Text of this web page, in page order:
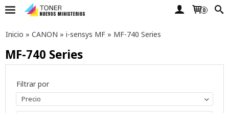
0
Inicio » CANON » i-sensys MF » MF-740 Series
MF-740 Series
Filtrar por
Precio